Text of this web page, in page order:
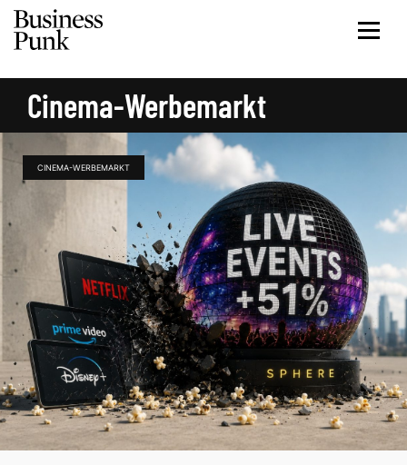
Cinema-Werbemarkt
CINEMA-WERBEMARKT